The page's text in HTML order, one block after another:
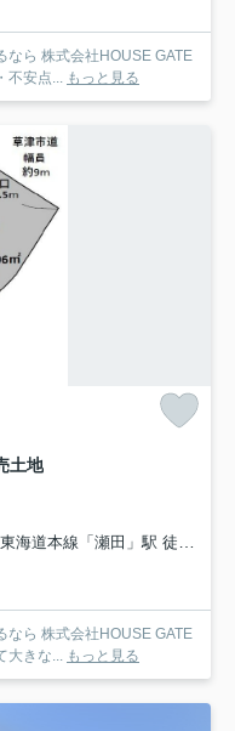
なら 株式会社HOUSE GATE
不安点... もっと見る
土地
東海道本線「瀬田」駅 徒歩28分
なら 株式会社HOUSE GATE
大きな... もっと見る